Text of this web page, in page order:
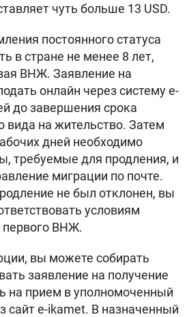
чуть больше 13 USD.
постоянного статуса
в стране не менее 8 лет,
ВНЖ. Заявление на
онлайн через систему e-
до завершения срока
вида на жительство. Затем
дней необходимо
требуемые для продления, и
миграции по почте.
не был отклонен, вы
условиям
первого ВНЖ.
вы можете собирать
заявление на получение
прием в уполномоченный
сайт e-ikamet. В назначенный